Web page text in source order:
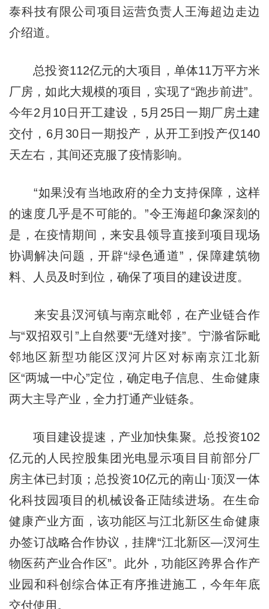
泰科技有限公司项目运营负责人王海超边走边
介绍道。
总投资112亿元的大项目，单体11万平方米
厂房，如此大规模的项目，实现了“跑步前进”。
今年2月10日开工建设，5月25日一期厂房土建
交付，6月30日一期投产，从开工到投产仅140
天左右，其间还克服了疫情影响。
“如果没有当地政府的全力支持保障，这样
的速度几乎是不可能的。”令王海超印象深刻的
是，在疫情期间，来安县领导直接到项目现场
协调解决问题，开辟“绿色通道”，保障建筑物
料、人员及时到位，确保了项目的建设进度。
来安县汊河镇与南京毗邻，在产业链合作
与“双招双引”上自然要“无缝对接”。宁滁省际毗
邻地区新型功能区汊河片区对标南京江北新
区“两城一中心”定位，确定电子信息、生命健康
两大主导产业，全力打通产业链条。
项目建设提速，产业加快集聚。总投资102
亿元的人民控股集团光电显示项目目前部分厂
房主体已封顶；总投资10亿元的南山·顶汊一体
化科技园项目的机械设备正陆续进场。在生命
健康产业方面，该功能区与江北新区生命健康
办签订战略合作协议，挂牌“江北新区—汊河生
物医药产业合作区”。此外，功能区跨界合作产
业园和科创综合体正有序推进施工，今年年底
交付使用。